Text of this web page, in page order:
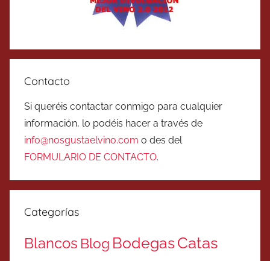
Contacto
Si queréis contactar conmigo para cualquier
información, lo podéis hacer a través de
info@nosgustaelvino.com o des del
FORMULARIO DE CONTACTO.
Categorías
Blancos Blog BodegasCatas